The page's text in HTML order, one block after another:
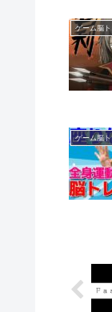
ゲーム脳ト
ゲーム脳